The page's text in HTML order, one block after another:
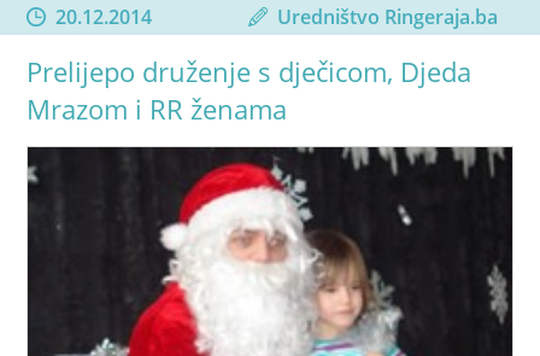
20.12.2014 Uredništvo Ringeraja.ba
Prelijepo druženje s dječicom, Djeda
Mrazom i RR ženama